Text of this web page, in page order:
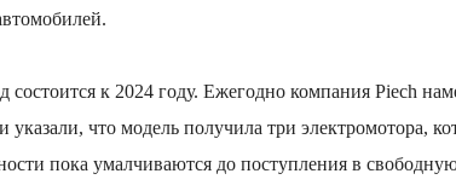
состоится к 2024 году. Ежегодно компания Piech
что модель получила три электромотора,
пока умалчиваются до поступления в